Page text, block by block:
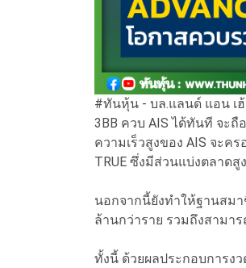
#ทันหุ้น - บล.แลนด์ แอน เ
3BB ควบ AIS ได้ทันที จะถื
ความเร็วสูงของ AIS จะค
TRUE ซึ่งมีส่วนแบ่งตลาด
นอกจากนี้ยังทำให้ฐานสมา
ล้านกว่าราย รวมถึงสามา
ทั้งนี้ ด้วยผลประกอบการง